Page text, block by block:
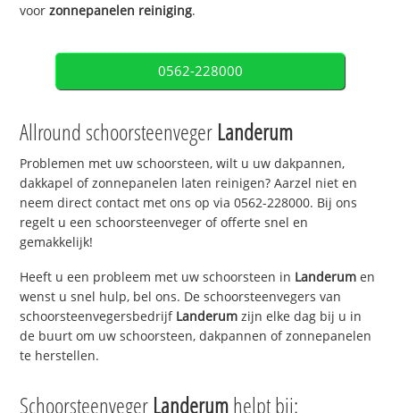
voorzonnepanelen reiniging.
0562-228000
Allround schoorsteenveger Landerum
Problemen met uw schoorsteen, wilt u uw dakpannen,
dakkapel of zonnepanelen laten reinigen? Aarzel niet en
neem direct contact met ons op via 0562-228000. Bij ons
regelt u een schoorsteenveger of offerte snel en
gemakkelijk!
Heeft u een probleem met uw schoorsteen in Landerum en
wenst u snel hulp, bel ons. De schoorsteenvegers van
schoorsteenvegersbedrijf Landerum zijn elke dag bij u in
de buurt om uw schoorsteen, dakpannen of zonnepanelen
te herstellen.
Schoorsteenveger Landerumhelpt bij: